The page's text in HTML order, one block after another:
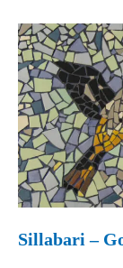
Sillabari –